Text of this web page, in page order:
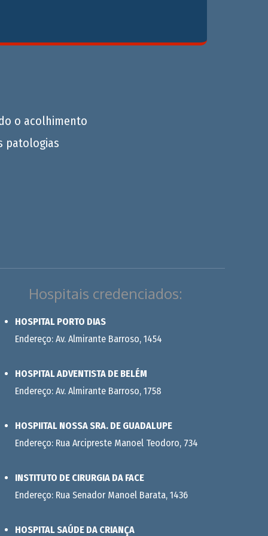
o acolhimento
patologias
Hospitais credenciados:
HOSPITAL PORTO DIAS
Endereço: Av. Almirante Barroso, 1454
HOSPITAL ADVENTISTA DE BELÉM
Endereço: Av. Almirante Barroso, 1758
HOSPIITAL NOSSA SRA. DE GUADALUPE
Endereço: Rua Arcipreste Manoel Teodoro, 734
INSTITUTO DE CIRURGIA DA FACE
Endereço: Rua Senador Manoel Barata, 1436
HOSPITAL SAÚDE DA CRIANÇA